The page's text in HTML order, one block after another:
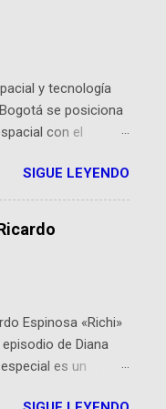
y tecnología
se posiciona
con el
de la
prácticas para
por el
Universidad de los
de Airbus
para inspirar
es una
más de 60
24 horas para
espaciales
SIGUE LEYENDO
Espinosa «Richi»
de Diana
es un